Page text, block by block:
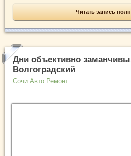
Читать запись
Дни объективно
Волгоградский
Сочи Авто Ремонт